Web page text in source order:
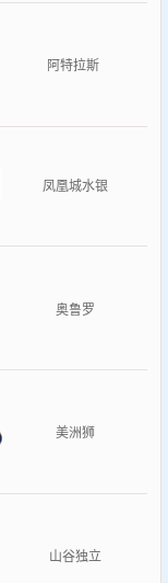
阿特拉斯
凤凰城水银
奥鲁罗
美洲狮
山谷独立